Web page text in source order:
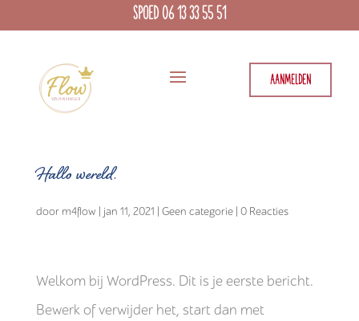
SPOED 06 13 33 55 51
AANMELDEN
Hallo wereld.
door m4flow | jan 11, 2021 | Geen categorie| 0 Reacties
Welkom bij WordPress. Dit is je eerste bericht.
Bewerk of verwijder het, start dan met